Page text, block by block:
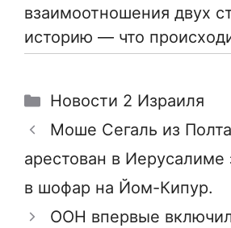
взаимоотношения двух
историю — что
Рубрики
Новости 2 Израиля
Моше Сегаль из
арестован в Иерусалиме
в шофар на Йом-Кипур.
ООН впервые